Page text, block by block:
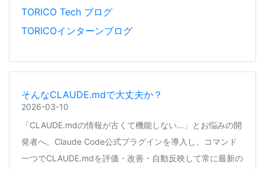
TORICO Tech ブログ
TORICOインターンブログ
そんなCLAUDE.mdで大丈夫か？
2026-03-10
「CLAUDE.mdの情報が古くて機能しない…」とお悩みの開
発者へ。Claude Code公式プラグインを導入し、コマンド
一つでCLAUDE.mdを評価・改善・自動反映して常に最新の